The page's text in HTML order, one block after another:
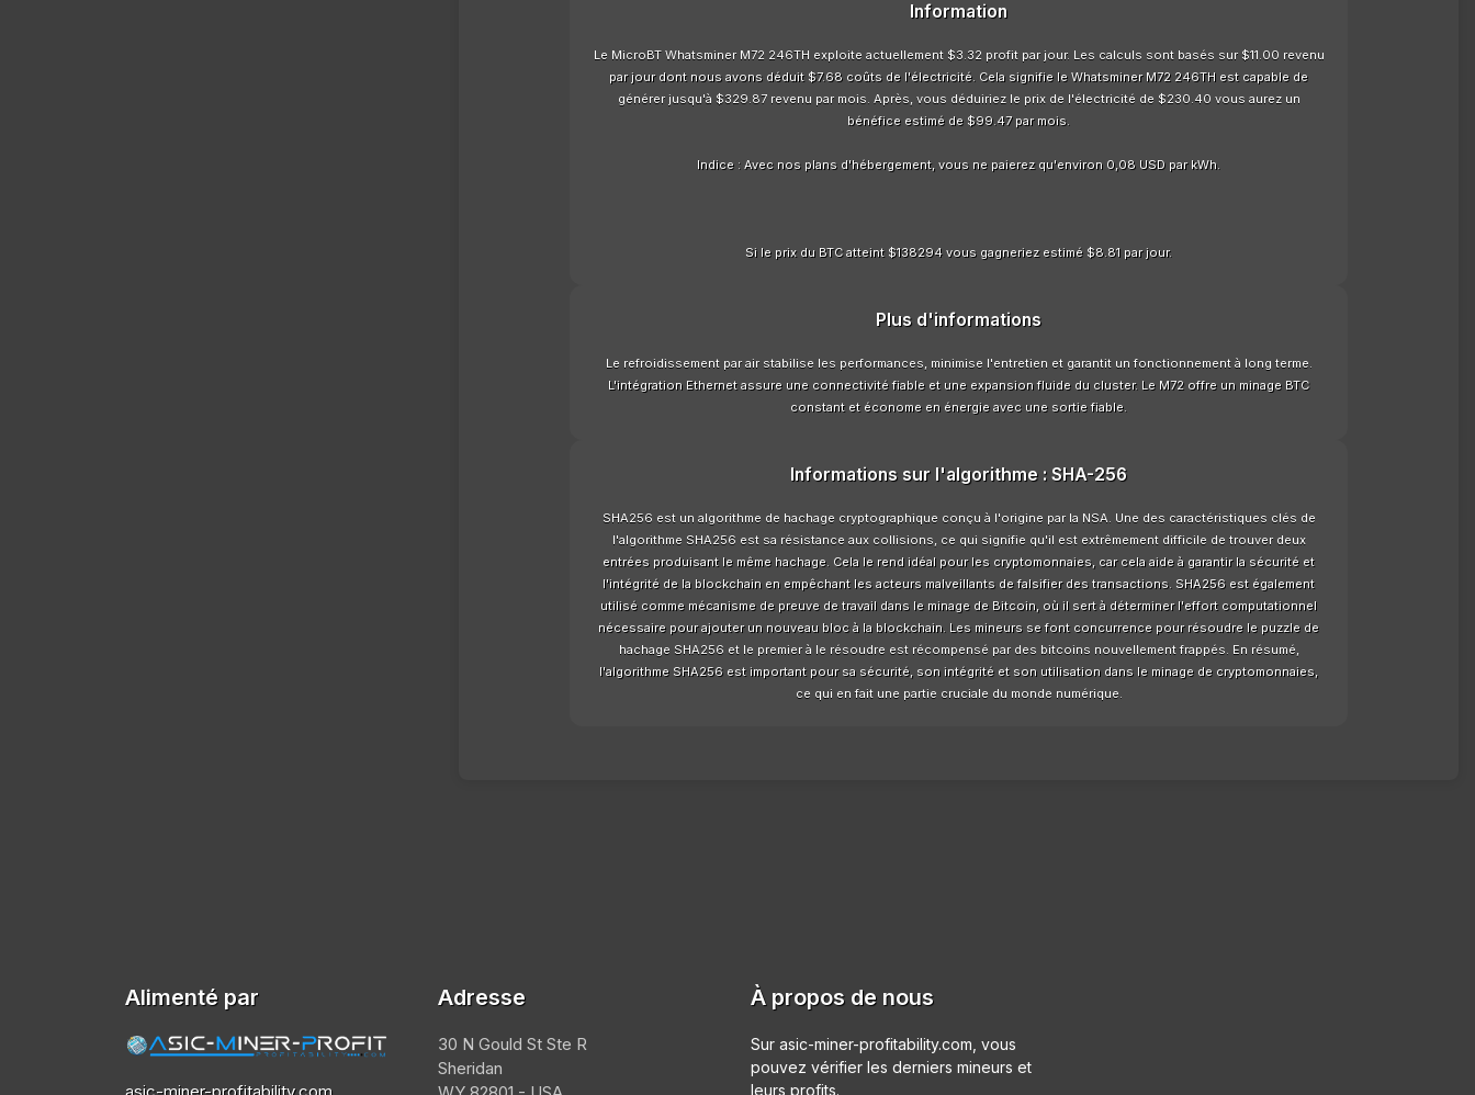
Information
Le MicroBT Whatsminer M72 246TH exploite actuellement $3.32 profit par jour. Les calculs sont basés sur $11.00 revenu
par jour dont nous avons déduit $7.68 coûts de l'électricité. Cela signifie le Whatsminer M72 246TH est capable de
générer jusqu'à $329.87 revenu par mois. Après, vous déduiriez le prix de l'électricité de $230.40 vous aurez un
bénéfice estimé de $99.47 par mois.
Indice : Avec nos plans d'hébergement, vous ne paierez qu'environ 0,08 USD par kWh.
Si le prix du BTC atteint $138294 vous gagneriez estimé $8.81 par jour.
Plus d'informations
Le refroidissement par air stabilise les performances, minimise l'entretien et garantit un fonctionnement à long terme.
L'intégration Ethernet assure une connectivité fiable et une expansion fluide du cluster. Le M72 offre un minage BTC
constant et économe en énergie avec une sortie fiable.
Informations sur l'algorithme : SHA-256
SHA256 est un algorithme de hachage cryptographique conçu à l'origine par la NSA. Une des caractéristiques clés de
l'algorithme SHA256 est sa résistance aux collisions, ce qui signifie qu'il est extrêmement difficile de trouver deux
entrées produisant le même hachage. Cela le rend idéal pour les cryptomonnaies, car cela aide à garantir la sécurité et
l'intégrité de la blockchain en empêchant les acteurs malveillants de falsifier des transactions. SHA256 est également
utilisé comme mécanisme de preuve de travail dans le minage de Bitcoin, où il sert à déterminer l'effort computationnel
nécessaire pour ajouter un nouveau bloc à la blockchain. Les mineurs se font concurrence pour résoudre le puzzle de
hachage SHA256 et le premier à le résoudre est récompensé par des bitcoins nouvellement frappés. En résumé,
l'algorithme SHA256 est important pour sa sécurité, son intégrité et son utilisation dans le minage de cryptomonnaies,
ce qui en fait une partie cruciale du monde numérique.
Alimenté par Adresse
30 N Gould St Ste R
Sheridan
À propos de nous
Sur asic-miner-profitability.com, vous
pouvez vérifier les derniers mineurs et
leurs profits.